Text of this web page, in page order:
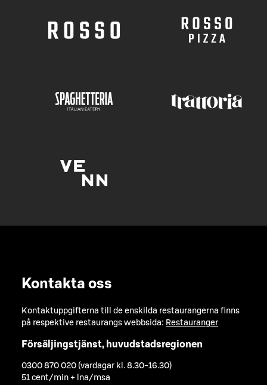
Kontakta oss
Kontaktuppgifterna till de enskilda restaurangerna finns
på respektive restaurangs webbsida: Restauranger
Försäljingstjänst, huvudstadsregionen
0300 870 020 (vardagar kl. 8.30-16.30)
51 cent/min + lna/msa